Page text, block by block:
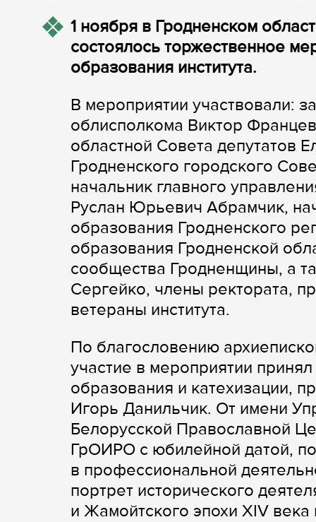
1 ноября в Гродненском
состоялось торжественное
образования института.
В мероприятии участвовали:
облисполкома Виктор
областной Совета депутатов
Гродненского городского
начальник главного
Руслан Юрьевич Абрамчик,
образования Гродненского
образования Гродненской
сообщества Гродненщины, а
Сергейко, члены ректората,
ветераны института.
По благословению
участие в мероприятии
образования и катехизации,
Игорь Данильчик. От имени
Белорусской Православной
ГрОИРО с юбилейной датой,
в профессиональной
портрет исторического
и Жамойтского эпохи XIV